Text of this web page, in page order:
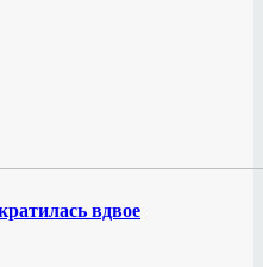
вдвое